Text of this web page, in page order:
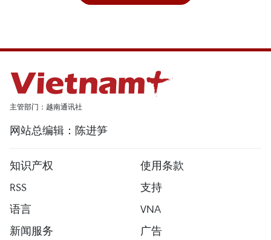
主管部门：越南通讯社
网站总编辑：陈进笋
知识产权
使用条款
RSS
支持
语言
VNA
新闻服务
广告